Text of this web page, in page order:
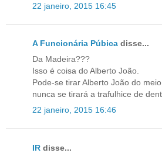
22 janeiro, 2015 16:45
A Funcionária Púbica disse...
Da Madeira???
Isso é coisa do Alberto João.
Pode-se tirar Alberto João do
nunca se tirará a trafulhice de
22 janeiro, 2015 16:46
IR disse...